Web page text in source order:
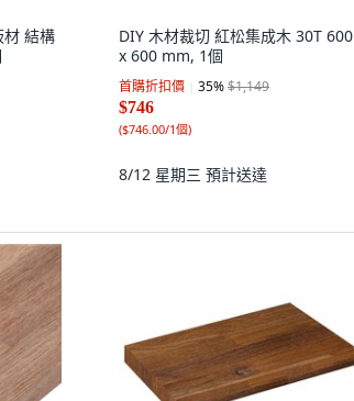
材 結構
DIY 木材裁切 紅松集成木 30T 600
x 600 mm, 1個
首購折扣價 35%$1,149
$746
($746.00/1個)
8/12 星期三 預計送達